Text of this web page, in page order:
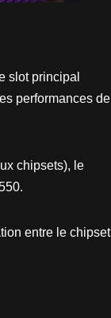
slot principal
performances de
chipsets), le
entre le chipset